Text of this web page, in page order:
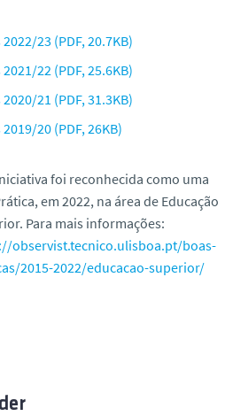
23 (PDF, 20.7KB)
22 (PDF, 25.6KB)
21 (PDF, 31.3KB)
20 (PDF, 26KB)
foi reconhecida como uma
em 2022, na área de Educação
Para mais informações:
observist.tecnico.ulisboa.pt/boas-
2015-2022/educacao-superior/